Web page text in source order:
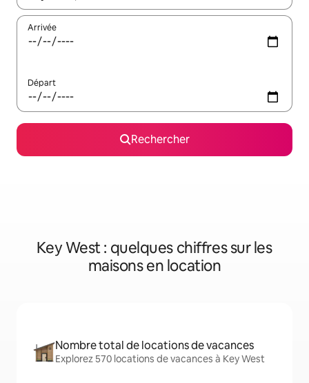
Arrivée
Départ
Rechercher
Key West : quelques chiffres sur les
maisons en location
Nombre total de locations de vacances
Explorez 570 locations de vacances à Key West